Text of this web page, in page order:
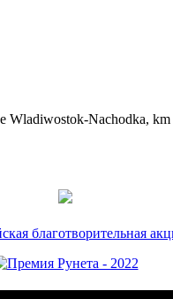
Wladiwostok-Nachodka, km